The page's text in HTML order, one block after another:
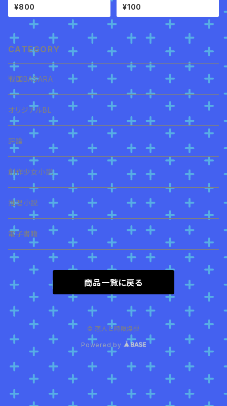
¥800 ¥100
CATEGORY
戦国BASARA
オリジナルBL
評論
創作少女小説
推理小説
電子書籍
商品一覧に戻る
© 恋人と時限爆弾
Powered by